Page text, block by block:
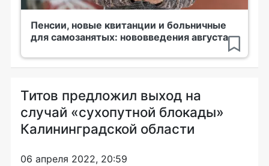
Пенсии, новые квитанции и больничные
для самозанятых: нововведения августа
Титов предложил выход на
случай «сухопутной блокады»
Калининградской области
06 апреля 2022, 20:59